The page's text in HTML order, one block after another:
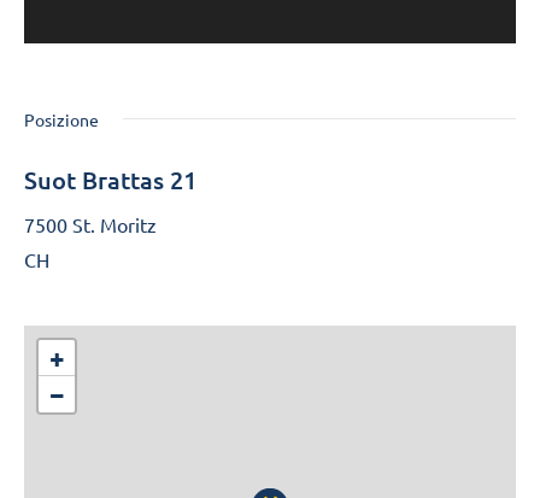
Posizione
Suot Brattas 21
7500 St. Moritz
CH
+
−